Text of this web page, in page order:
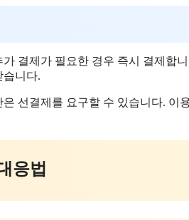
결제가 필요한 경우 즉시 결제합
습니다.
선결제를 요구할 수 있습니다. 이
응법